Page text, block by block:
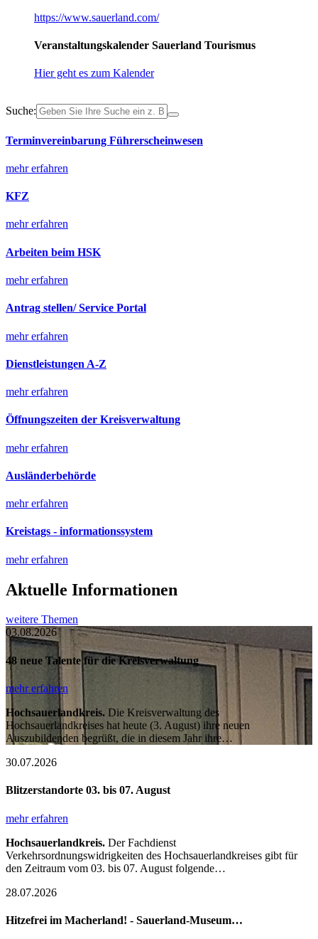
https://www.sauerland.com/
Veranstaltungskalender Sauerland Tourismus
Hier geht es zum Kalender
Suche:
Terminvereinbarung Führerscheinwesen
mehr erfahren
KFZ
mehr erfahren
Arbeiten beim HSK
mehr erfahren
Antrag stellen/ Service Portal
mehr erfahren
Dienstleistungen A-Z
mehr erfahren
Öffnungszeiten der Kreisverwaltung
mehr erfahren
Ausländerbehörde
mehr erfahren
Kreistags - informationssystem
mehr erfahren
Aktuelle Informationen
weitere Themen
03.08.2026
48 neue Talente für die Kreisverwaltung
mehr erfahren
Hochsauerlandkreis. Die Kreisverwaltung des
Hochsauerlandkreises hat heute (3. August) ihre neuen
Auszubildenden begrüßt, die in diesem Jahr ihre…
30.07.2026
Blitzerstandorte 03. bis 07. August
mehr erfahren
Hochsauerlandkreis. Der Fachdienst
Verkehrsordnungswidrigkeiten des Hochsauerlandkreises gibt für
den Zeitraum vom 03. bis 07. August folgende…
28.07.2026
Hitzefrei im Macherland! - Sauerland-Museum…